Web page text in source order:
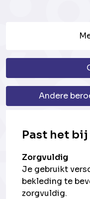
Andere
Past het bij
Zorgvuldig
Je gebruikt
bekleding te
zorgvuldig.